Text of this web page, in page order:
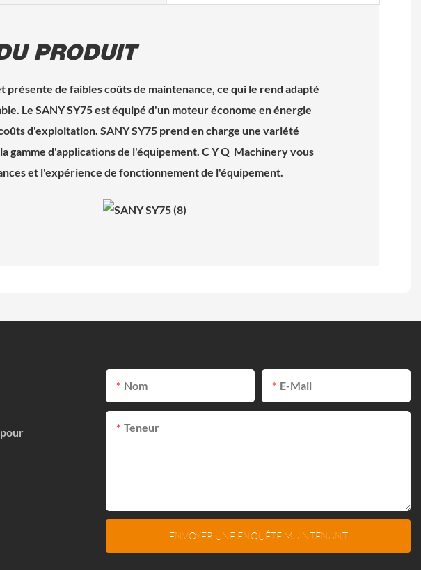
PRODUIT
de faibles coûts de maintenance, ce qui le rend adapté
Le SANY SY75 est équipé d'un moteur économe en énergie
d'exploitation. SANY SY75 prend en charge une variété
gamme d'applications de l'équipement. C Y Q Machinery vous
et l'expérience de fonctionnement de l'équipement.
Nom E-Mail
Teneur
ENVOYER UNE ENQUÊTE MAINTENANT